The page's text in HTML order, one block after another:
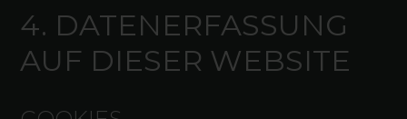
4. DATENERFASSUNG
AUF DIESER WEBSITE